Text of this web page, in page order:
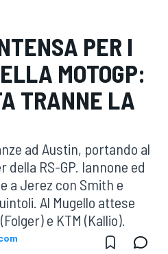
PER I
MOTOGP:
TRANNE LA
ad Austin, portando al
RS-GP. Iannone ed
a Jerez con Smith e
Al Mugello attese
e KTM (Kallio).